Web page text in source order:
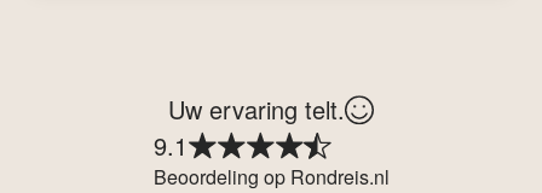
Uw ervaring telt.
9.1
Beoordeling op Rondreis.nl